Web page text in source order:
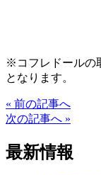
※コフレドールの
となります。
« 前の記事へ
次の記事へ »
最新情報